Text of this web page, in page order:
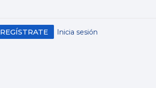
Inicia sesión
REGÍSTRATE